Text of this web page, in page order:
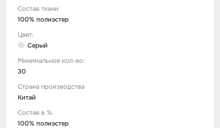
Состав ткани
100% полиэстер
Цвет:
Серый
Минимальное кол-во:
30
Страна производства
Китай
Состав в %:
100% полиэстер
Штапель
Имитации материалов